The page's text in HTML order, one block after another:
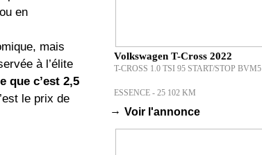
en
mais
à l’élite
que c’est 2,5
le prix de
Volkswagen T-Cross 2022
T-CROSS 1.0 TSI 95 START/STOP BVM5
ESSENCE - 25 102 KM
→ Voir l'annonce